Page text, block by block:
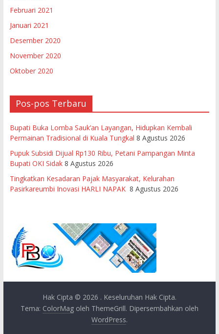
Februari 2021
Januari 2021
Desember 2020
November 2020
Oktober 2020
Pos-pos Terbaru
Bupati Buka Lomba Sauk’an Layangan, Hidupkan Kembali
Permainan Tradisional di Kuala Tungkal 8 Agustus 2026
Pupuk Subsidi Dijual Rp130 Ribu, Petani Pampangan Minta
Bupati OKI Sidak 8 Agustus 2026
Tingkatkan Kesadaran Pajak Masyarakat, Kelurahan
Pasirkareumbi Inovasi HARLI NAPAK 8 Agustus 2026
Hak Cipta © 2026 . Keseluruhan Hak Cipta.
Tema: ColorMagoleh ThemeGrill. Dipersembahkan oleh
WordPress.